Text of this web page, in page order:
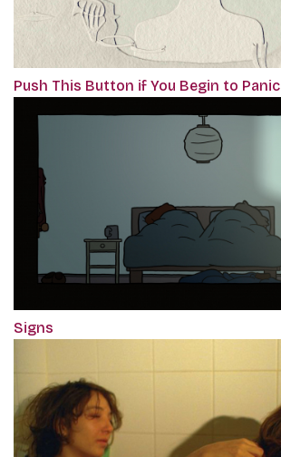
Push This Button if You Begin to Panic
Signs